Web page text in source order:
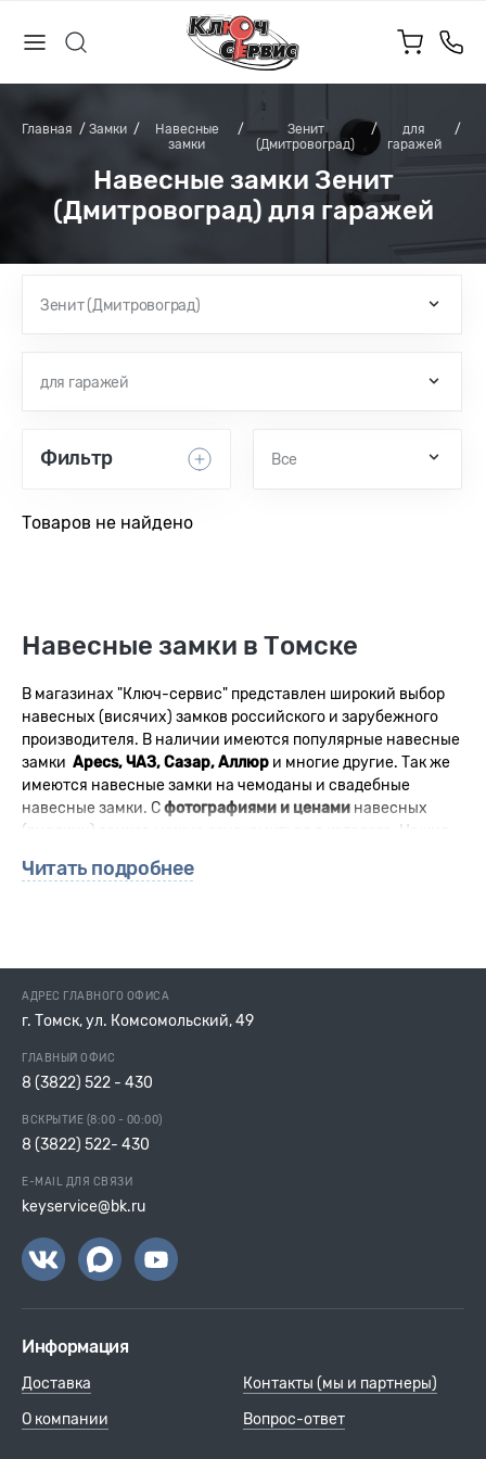
Главная Замки
Навесные
замки
Зенит
(Дмитровоград)
для
гаражей
Навесные замки Зенит
(Дмитровоград) для гаражей
Зенит (Дмитровоград)
для гаражей
Все
Фильтр
Товаров не найдено
Навесные замки в Томске
В магазинах "Ключ-сервис" представлен широкий выбор
навесных (висячих) замков российского и зарубежного
производителя. В наличии имеются популярные навесные
замки Apecs, ЧАЗ, Сазар, Аллюр и многие другие. Так же
имеются навесные замки на чемоданы и свадебные
навесные замки. Сфотографиями и ценами навесных
(висячих) замков можно ознакомиться в каталоге: Нашия
склада и т.д.
Читать подробнее
АДРЕС ГЛАВНОГО ОФИСА
г. Томск, ул. Комсомольский, 49
ГЛАВНЫЙ ОФИС
8 (3822) 522 - 430
ВСКРЫТИЕ (8:00 - 00:00)
8 (3822) 522- 430
E-MAIL ДЛЯ СВЯЗИ
keyservice@bk.ru
Информация
Доставка
О компании
Контакты (мы и партнеры)
Вопрос-ответ